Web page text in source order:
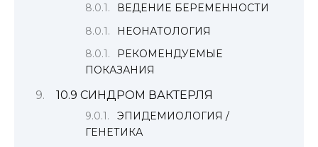
ВЕДЕНИЕ БЕРЕМЕННОСТИ
НЕОНАТОЛОГИЯ
РЕКОМЕНДУЕМЫЕ
ПОКАЗАНИЯ
10.9 СИНДРОМ ВАКТЕРЛЯ
ЭПИДЕМИОЛОГИЯ /
ГЕНЕТИКА